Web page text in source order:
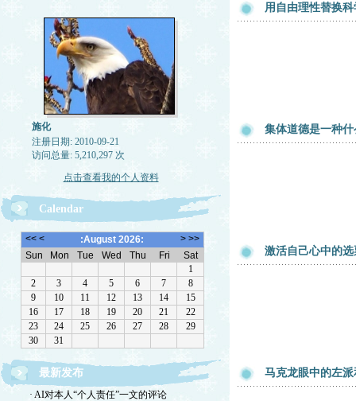
施化
注册日期: 2010-09-21
访问总量: 5,210,297 次
点击查看我的个人资料
Calendar
最新发布
· AI对本人“个人责任”一文的评论
用自由理性替换
集体道德是一种
激活自己心中的选
马克龙眼中的左